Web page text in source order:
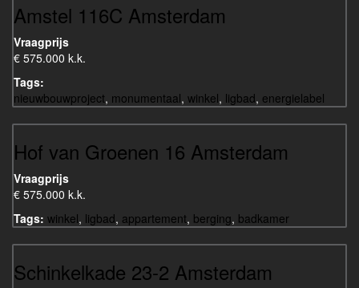
Amstel 116C Amsterdam
Vraagprijs
€ 575.000 k.k.
Tags:
nieuwbouwproject, monumentaal, winkel, ligbad, energielabel
Hof van Groenen 16 Amsterdam
Vraagprijs
€ 575.000 k.k.
Tags: winkel, ligbad, appartement, berging, badkamer
Schinkelkade 23-2 Amsterdam